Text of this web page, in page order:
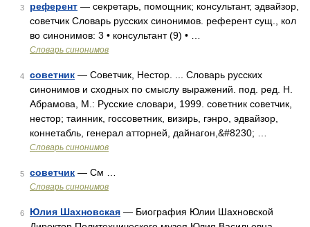
3 референт — секретарь, помощник; консультант, эдвайзор,
советчик Словарь русских синонимов. референт сущ., кол
во синонимов: 3 • консультант (9) • …
Словарь синонимов
4 советник — Советчик, Нестор. ... Словарь русских
синонимов и сходных по смыслу выражений. под. ред. Н.
Абрамова, М.: Русские словари, 1999. советник советчик,
нестор; таинник, госсоветник, визирь, гэнро, эдвайзор,
коннетабль, генерал атторней, дайнагон,&#8230; …
Словарь синонимов
5 советчик — См …
Словарь синонимов
6 Юлия Шахновская — Биография Юлии Шахновской